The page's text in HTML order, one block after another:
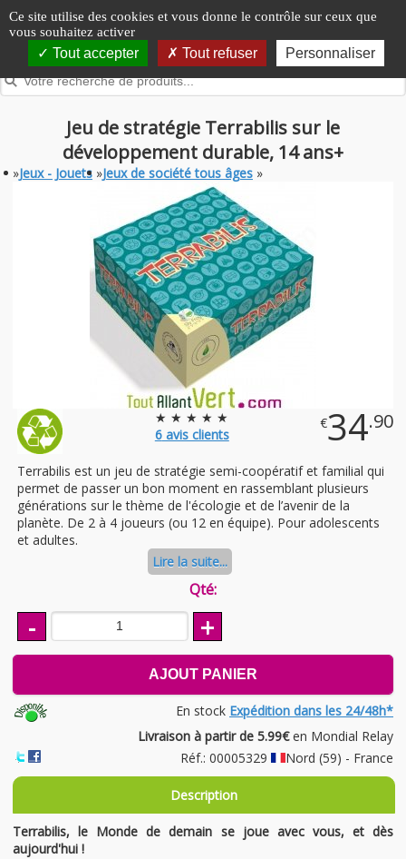
Panneau de gestion des cookies
Ce site utilise des cookies et vous donne le contrôle sur ceux que
vous souhaitez activer
Tout accepter Tout refuser Personnaliser
Jeu de stratégie Terrabilis sur le
développement durable, 14 ans+
»Jeux - Jouets »Jeux de société tous âges »
★ ★ ★ ★ ★
6avis clients
€34.90
Terrabilis est un jeu de stratégie semi-coopératif et familial qui
permet de passer un bon moment en rassemblant plusieurs
générations sur le thème de l'écologie et de l’avenir de la
planète. De 2 à 4 joueurs (ou 12 en équipe). Pour adolescents
et adultes.
Lire la suite...
Qté:
- +
AJOUT PANIER
En stock Expédition dans les 24/48h*
Livraison à partir de 5.99€en Mondial Relay
Réf.: 00005329
Nord (59) - France
Description
Terrabilis, le Monde de demain se joue avec vous, et dès
aujourd'hui !